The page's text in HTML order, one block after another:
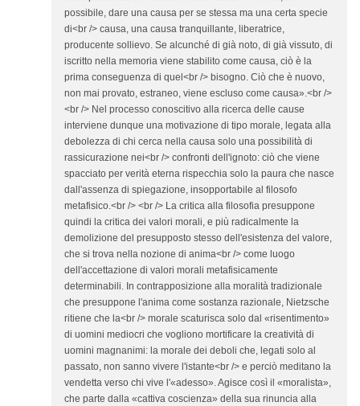
possibile, dare una causa per se stessa ma una certa specie
di<br /> causa, una causa tranquillante, liberatrice,
producente sollievo. Se alcunché di già noto, di già vissuto, di
iscritto nella memoria viene stabilito come causa, ciò è la
prima conseguenza di quel<br /> bisogno. Ciò che è nuovo,
non mai provato, estraneo, viene escluso come causa».<br />
<br /> Nel processo conoscitivo alla ricerca delle cause
interviene dunque una motivazione di tipo morale, legata alla
debolezza di chi cerca nella causa solo una possibilità di
rassicurazione nei<br /> confronti dell'ignoto: ciò che viene
spacciato per verità eterna rispecchia solo la paura che nasce
dall'assenza di spiegazione, insopportabile al filosofo
metafisico.<br /> <br /> La critica alla filosofia presuppone
quindi la critica dei valori morali, e più radicalmente la
demolizione del presupposto stesso dell'esistenza del valore,
che si trova nella nozione di anima<br /> come luogo
dell'accettazione di valori morali metafisicamente
determinabili. In contrapposizione alla moralità tradizionale
che presuppone l'anima come sostanza razionale, Nietzsche
ritiene che la<br /> morale scaturisca solo dal «risentimento»
di uomini mediocri che vogliono mortificare la creatività di
uomini magnanimi: la morale dei deboli che, legati solo al
passato, non sanno vivere l'istante<br /> e perciò meditano la
vendetta verso chi vive l'«adesso». Agisce così il «moralista»,
che parte dalla «cattiva coscienza» della sua rinuncia alla